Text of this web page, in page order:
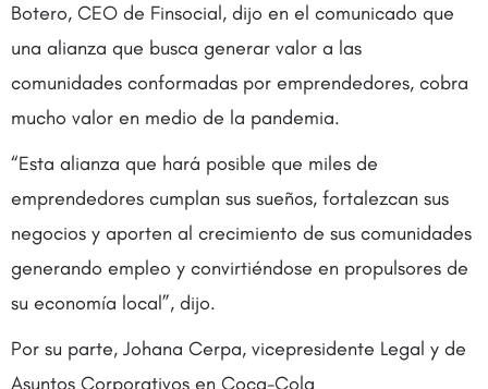
Botero, CEO de Finsocial, dijo en el comunicado que
una alianza que busca generar valor a las
comunidades conformadas por emprendedores, cobra
mucho valor en medio de la pandemia.
“Esta alianza que hará posible que miles de
emprendedores cumplan sus sueños, fortalezcan sus
negocios y aporten al crecimiento de sus comunidades
generando empleo y convirtiéndose en propulsores de
su economía local”, dijo.
Por su parte, Johana Cerpa, vicepresidente Legal y de
Asuntos Corporativos en Coca-Cola